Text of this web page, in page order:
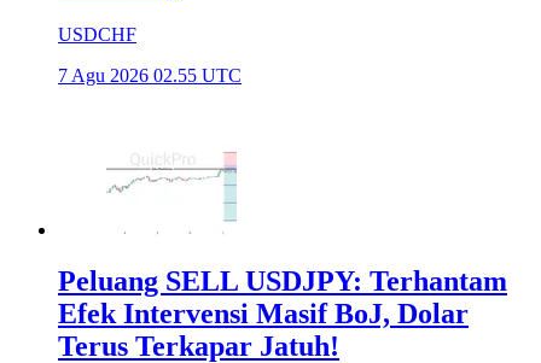
USDCHF
7 Agu 2026 02.55 UTC
Peluang SELL USDJPY: Terhantam
Efek Intervensi Masif BoJ, Dolar
Terus Terkapar Jatuh!